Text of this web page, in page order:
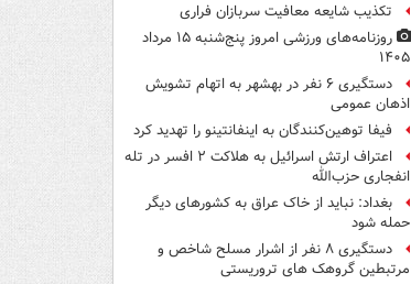
تکذیب شایعه معافیت سربازان فراری
روزنامه‌های ورزشی امروز پنج‌شنبه ۱۵ مرداد
۱۴۰۵
دستگیری ۶ نفر در بهشهر به اتهام تشویش
اذهان عمومی
فیفا توهین‌کنندگان به اینفانتینو را تهدید کرد
اعتراف ارتش اسرائیل به هلاکت ۲ افسر در تله
انفجاری حزب‌الله
بغداد: نباید از خاک عراق به کشورهای دیگر
حمله شود
دستگیری ۸ نفر از اشرار مسلح شاخص و
مرتبطین گروهک های تروریستی